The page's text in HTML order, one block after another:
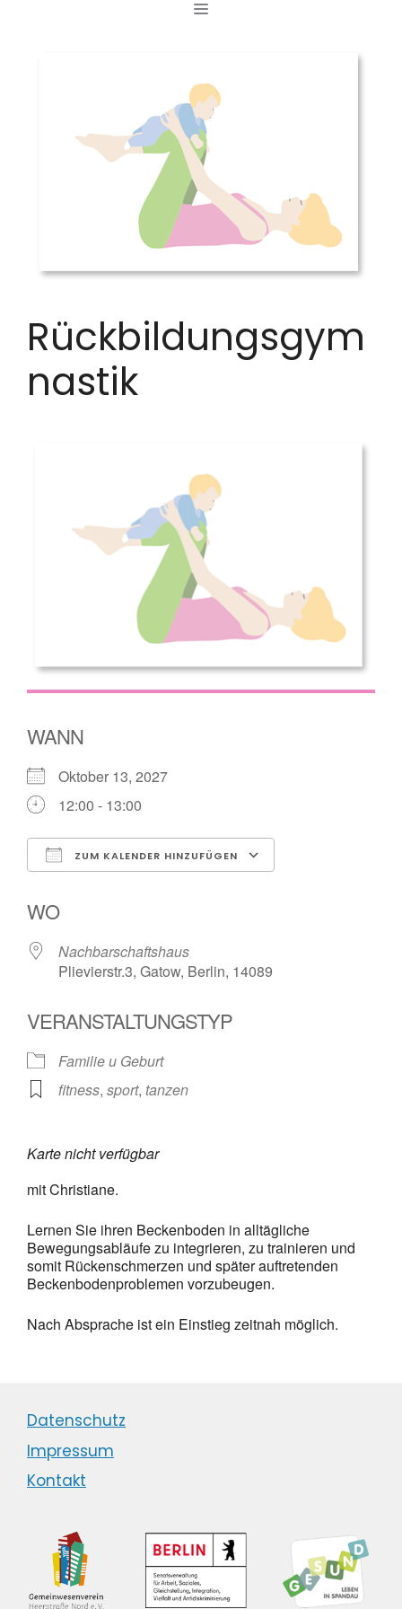
MENÜ
Rückbildungsgym
nastik
WANN
Oktober 13, 2027
12:00 - 13:00
ZUM KALENDER HINZUFÜGEN
WO
Nachbarschaftshaus
Plievierstr.3, Gatow, Berlin, 14089
VERANSTALTUNGSTYP
Familie u Geburt
fitness, sport, tanzen
Karte nicht verfügbar
mit Christiane.
Lernen Sie ihren Beckenboden in alltägliche
Bewegungsabläufe zu integrieren, zu trainieren und
somit Rückenschmerzen und später auftretenden
Beckenbodenproblemen vorzubeugen.
Nach Absprache ist ein Einstieg zeitnah möglich.
Datenschutz
Impressum
Kontakt